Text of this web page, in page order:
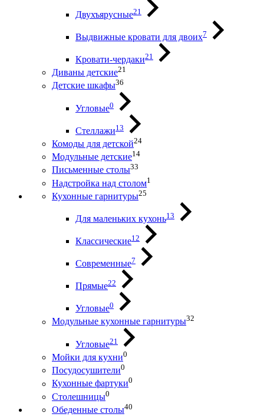
Двухъярусные21
Выдвижные кровати для двоих7
Кровати-чердаки21
Диваны детские21
Детские шкафы36
Угловые0
Стеллажи13
Комоды для детской24
Модульные детские14
Письменные столы33
Надстройка над столом1
Кухонные гарнитуры25
Для маленьких кухонь13
Классические12
Современные7
Прямые22
Угловые0
Модульные кухонные гарнитуры32
Угловые21
Мойки для кухни0
Посудосушители0
Кухонные фартуки0
Столешницы0
Обеденные столы40